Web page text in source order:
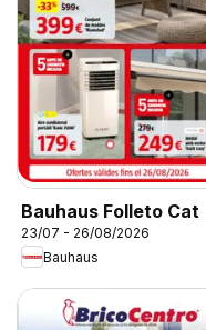
Bauhaus Folleto Cat
23/07 - 26/08/2026
Bauhaus